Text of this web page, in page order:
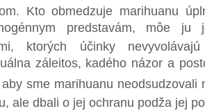
Kto obmedzuje marihuanu
predstavám, môe ju
ktorých účinky
záleitos, kadého názor a
aby sme marihuanu
ale dbali o jej ochranu podža jej